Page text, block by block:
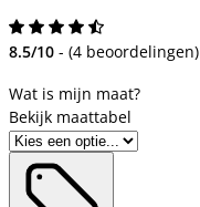
8.5/10 - (4 beoordelingen)
Bekijk maattabel